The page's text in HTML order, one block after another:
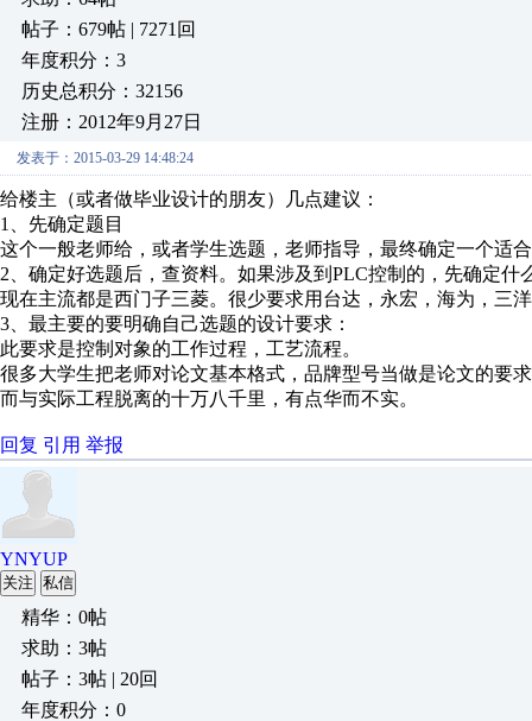
帖子：679帖 | 7271回
年度积分：3
历史总积分：32156
注册：2012年9月27日
发表于：2015-03-29 14:48:24
给楼主（或者做毕业设计的朋友）几点建议：
1、先确定题目
这个一般老师给，或者学生选题，老师指导，最终确定一个适
2、确定好选题后，查资料。如果涉及到PLC控制的，先确定什
现在主流都是西门子三菱。很少要求用台达，永宏，海为，三
3、最主要的要明确自己选题的设计要求：
此要求是控制对象的工作过程，工艺流程。
很多大学生把老师对论文基本格式，品牌型号当做是论文的要
而与实际工程脱离的十万八千里，有点华而不实。
回复 引用 举报
YNYUP
关注 私信
精华：0帖
求助：3帖
帖子：3帖 | 20回
年度积分：0